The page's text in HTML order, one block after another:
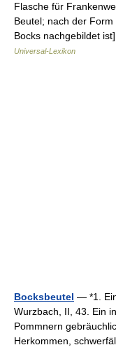
Flasche für
Beutel; nach der
Bocks nachgebildet
Universal-Lexikon
Bocksbeutel — *1.
Wurzbach, II, 43. Ein
Pommnern
Herkommen,